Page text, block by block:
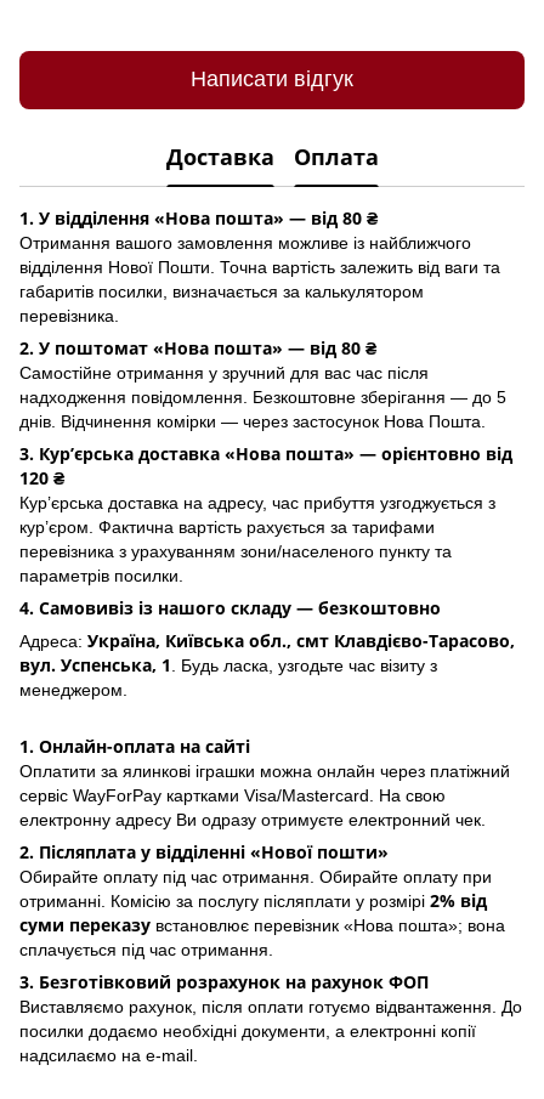
Написати відгук
Доставка Оплата
1. У відділення «Нова пошта» — від 80 ₴
Отримання вашого замовлення можливе із найближчого
відділення Нової Пошти. Точна вартість залежить від ваги та
габаритів посилки, визначається за калькулятором
перевізника.
2. У поштомат «Нова пошта» — від 80 ₴
Самостійне отримання у зручний для вас час після
надходження повідомлення. Безкоштовне зберігання — до 5
днів. Відчинення комірки — через застосунок Hoва Пошта.
3. Кур’єрська доставка «Нова пошта» — орієнтовно від
120 ₴
Кур’єрська доставка на адресу, час прибуття узгоджується з
кур’єром. Фактична вартість рахується за тарифами
перевізника з урахуванням зони/населеного пункту та
параметрів посилки.
4. Самовивіз із нашого складу — безкоштовно
Адреса: Україна, Київська обл., смт Клавдієво-Тарасово,
вул. Успенська, 1
. Будь ласка, узгодьте час візиту з
менеджером.
1. Онлайн-оплата на сайті
Оплатити за ялинкові іграшки можна онлайн через платіжний
сервіс WayForPay картками Visa/Mastercard. На свою
електронну адресу Ви одразу отримуєте електронний чек.
2. Післяплата у відділенні «Нової пошти»
Обирайте оплату під час отримання. Обирайте оплату при
отриманні. Комісію за послугу післяплати у розмірі 2% від
суми переказу встановлює перевізник «Нова пошта»; вона
сплачується під час отримання.
3. Безготівковий розрахунок на рахунок ФОП
Виставляємо рахунок, після оплати готуємо відвантаження. До
посилки додаємо необхідні документи, а електронні копії
надсилаємо на e-mail.